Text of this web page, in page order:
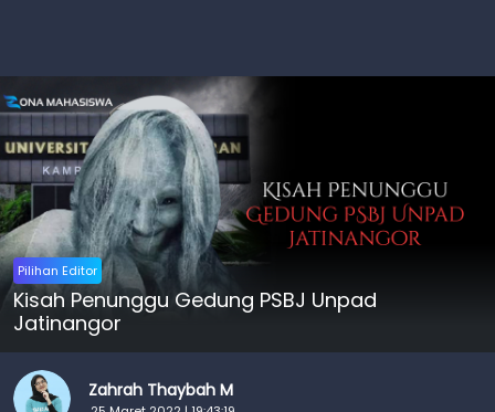
Pilihan Editor
Kisah Penunggu Gedung PSBJ Unpad
Jatinangor
Zahrah Thaybah M